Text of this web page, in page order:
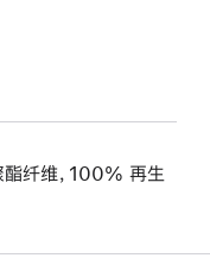
纤维，100% 再生